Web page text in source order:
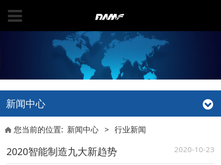
新闻中心
您当前的位置: 新闻中心 > 行业新闻
2020智能制造九大新趋势 2020-10-23